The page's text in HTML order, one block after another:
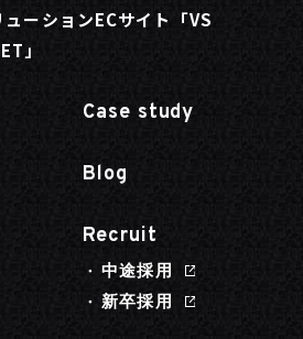
ーションECサイト「VS
」
Case study
Blog
Recruit
中途採用
新卒採用